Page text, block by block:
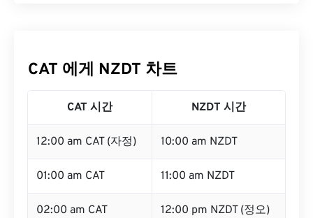
CAT 에게 NZDT 차트
CAT 시간 NZDT 시간
12:00 am CAT (자정) 10:00 am NZDT
01:00 am CAT 11:00 am NZDT
02:00 am CAT 12:00 pm NZDT (정오)